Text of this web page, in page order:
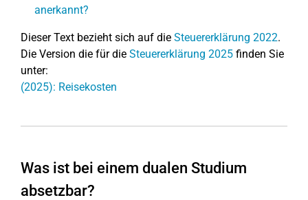
anerkannt?
Dieser Text bezieht sich auf die Steuererklärung 2022.
Die Version die für die Steuererklärung 2025 finden Sie
unter:
(2025): Reisekosten
Was ist bei einem dualen Studium
absetzbar?